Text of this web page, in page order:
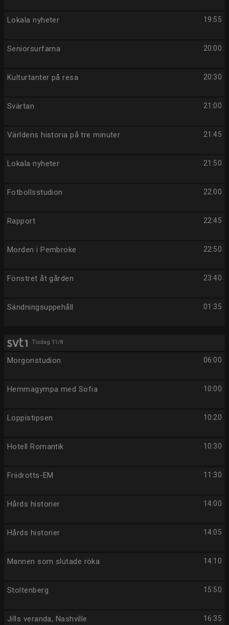
19:55
Lokala nyheter
20:00
Seniorsurfarna
20:30
Kulturtanter på resa
21:00
Svärtan
21:45
Världens historia på tre minuter
21:50
Lokala nyheter
22:00
Fotbollsstudion
22:45
Rapport
22:50
Morden i Pembroke
23:40
Fönstret åt gården
01:35
Sändningsuppehåll
Tisdag 11/8
06:00
Morgonstudion
10:00
Hemmagympa med Sofia
10:20
Loppistipsen
10:30
Hotell Romantik
11:30
Friidrotts-EM
14:00
Hårds historier
14:05
Hårds historier
14:10
Mannen som slutade röka
15:50
Stoltenberg
16:35
Jills veranda, Nashville